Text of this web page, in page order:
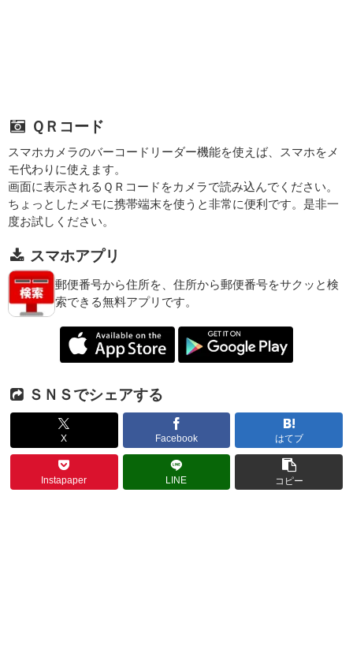
ＱＲコード
スマホカメラのバーコードリーダー機能を使えば、スマホをメ
モ代わりに使えます。
画面に表示されるＱＲコードをカメラで読み込んでください。
ちょっとしたメモに携帯端末を使うと非常に便利です。是非一
度お試しください。
スマホアプリ
郵便番号から住所を、住所から郵便番号をサクッと検
索できる無料アプリです。
ＳＮＳでシェアする
X Facebook はてブ
Instapaper LINE コピー